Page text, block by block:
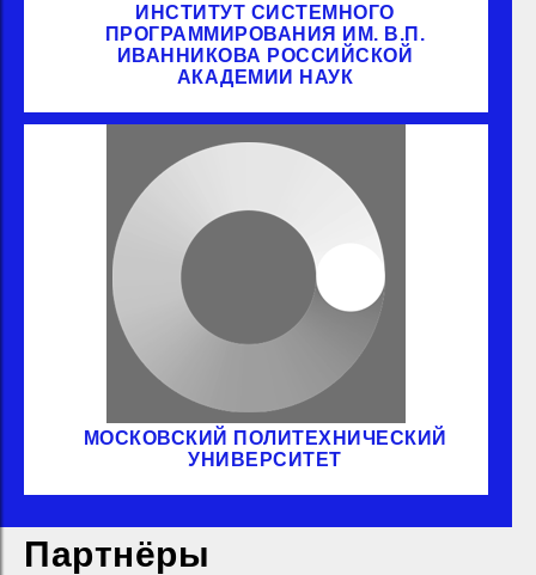
ИНСТИТУТ СИСТЕМНОГО
ПРОГРАММИРОВАНИЯ ИМ. В.П.
ИВАННИКОВА РОССИЙСКОЙ
АКАДЕМИИ НАУК
МОСКОВСКИЙ ПОЛИТЕХНИЧЕСКИЙ
УНИВЕРСИТЕТ
Партнёры